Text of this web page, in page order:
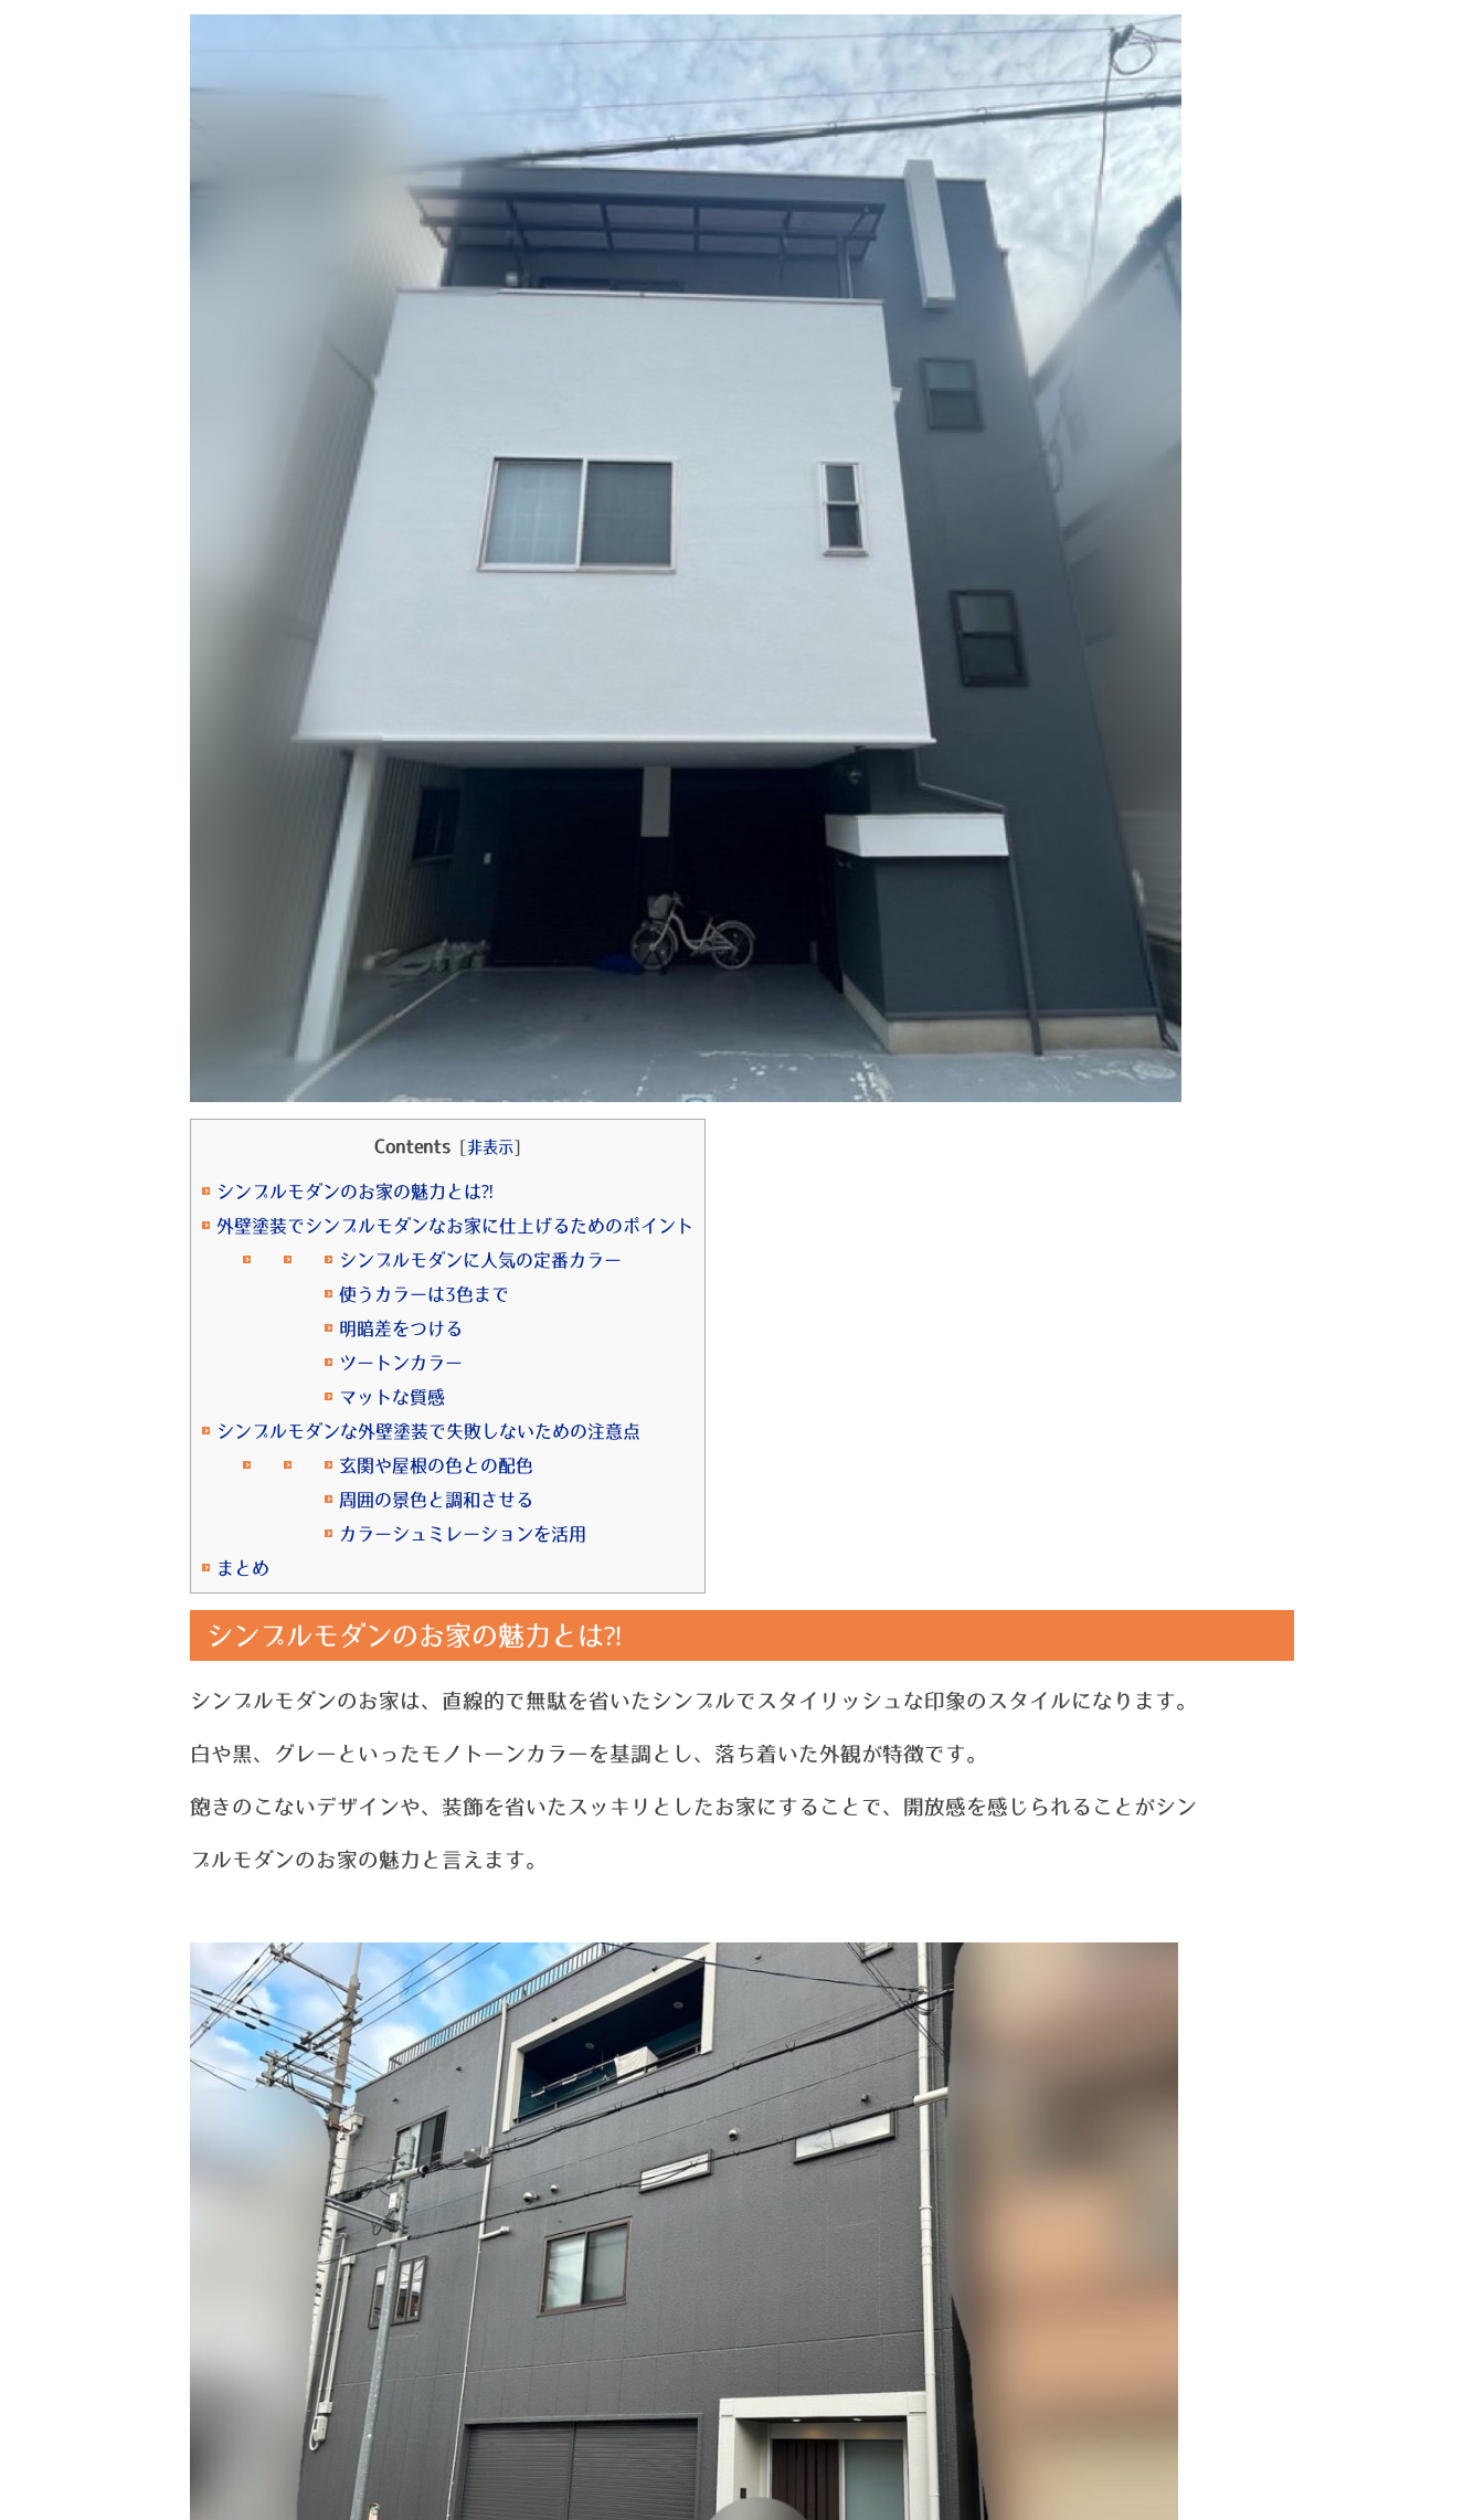
Contents 非表示
シンプルモダンのお家の魅力とは⁈
外壁塗装でシンプルモダンなお家に仕上げるためのポイント
シンプルモダンに人気の定番カラー
使うカラーは3色まで
明暗差をつける
ツートンカラー
マットな質感
シンプルモダンな外壁塗装で失敗しないための注意点
玄関や屋根の色との配色
周囲の景色と調和させる
カラーシュミレーションを活用
まとめ
シンプルモダンのお家の魅力とは⁈
シンプルモダンのお家は、直線的で無駄を省いたシンプルでスタイリッシュな印象のスタイルになります。
白や黒、グレーといったモノトーンカラーを基調とし、落ち着いた外観が特徴です。
飽きのこないデザインや、装飾を省いたスッキリとしたお家にすることで、開放感を感じられることがシン
プルモダンのお家の魅力と言えます。